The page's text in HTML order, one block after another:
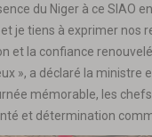
du Niger à ce SIAO
et je tiens à exprimer nos
et la confiance
», a déclaré la ministre
mémorable, les chefs
et détermination